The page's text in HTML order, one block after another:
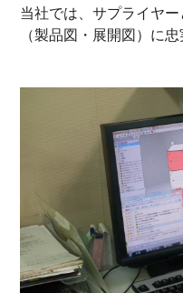
当社では、サプライヤ
（製品図・展開図）に